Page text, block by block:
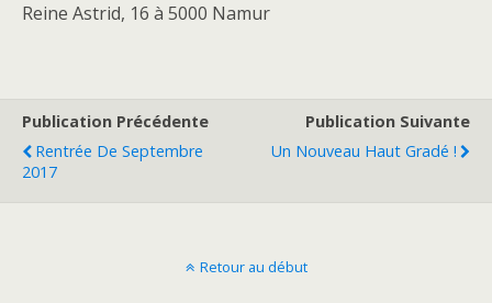
Reine Astrid, 16 à 5000 Namur
Publication Précédente
Rentrée De Septembre
2017
Publication Suivante
Un Nouveau Haut Gradé !
Retour au début